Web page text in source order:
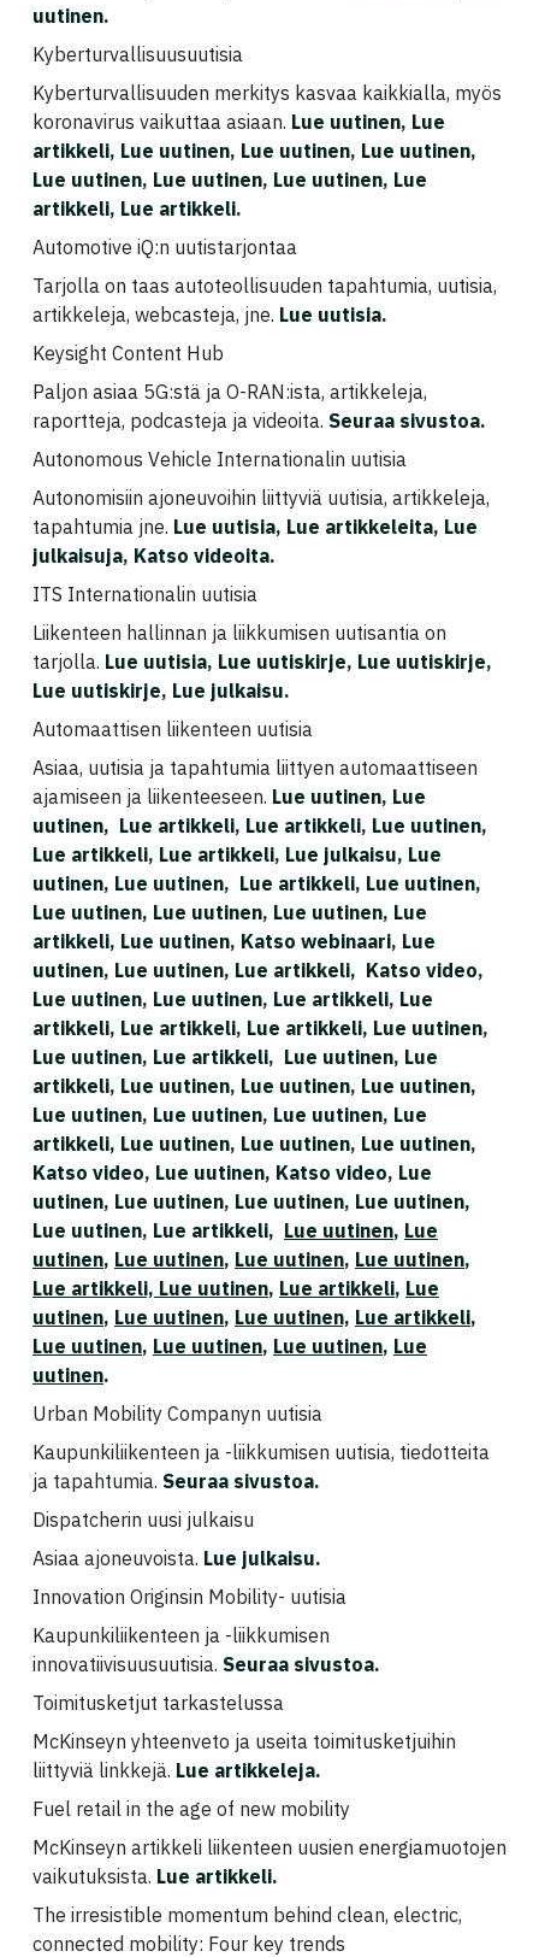
uutinen.
Kyberturvallisuusuutisia
Kyberturvallisuuden merkitys kasvaa kaikkialla, myös
koronavirus vaikuttaa asiaan. Lue uutinen, Lue
artikkeli, Lue uutinen, Lue uutinen, Lue uutinen,
Lue uutinen, Lue uutinen, Lue uutinen, Lue
artikkeli, Lue artikkeli.
Automotive iQ:n uutistarjontaa
Tarjolla on taas autoteollisuuden tapahtumia, uutisia,
artikkeleja, webcasteja, jne. Lue uutisia.
Keysight Content Hub
Paljon asiaa 5G:stä ja O-RAN:ista, artikkeleja,
raportteja, podcasteja ja videoita. Seuraa sivustoa.
Autonomous Vehicle Internationalin uutisia
Autonomisiin ajoneuvoihin liittyviä uutisia, artikkeleja,
tapahtumia jne. Lue uutisia, Lue artikkeleita, Lue
julkaisuja, Katso videoita.
ITS Internationalin uutisia
Liikenteen hallinnan ja liikkumisen uutisantia on
tarjolla. Lue uutisia, Lue uutiskirje, Lue uutiskirje,
Lue uutiskirje, Lue julkaisu.
Automaattisen liikenteen uutisia
Asiaa, uutisia ja tapahtumia liittyen automaattiseen
ajamiseen ja liikenteeseen. Lue uutinen, Lue
uutinen, Lue artikkeli, Lue artikkeli, Lue uutinen,
Lue artikkeli, Lue artikkeli, Lue julkaisu, Lue
uutinen, Lue uutinen, Lue artikkeli, Lue uutinen,
Lue uutinen, Lue uutinen, Lue uutinen, Lue
artikkeli, Lue uutinen, Katso webinaari, Lue
uutinen, Lue uutinen, Lue artikkeli, Katso video,
Lue uutinen, Lue uutinen, Lue artikkeli, Lue
artikkeli, Lue artikkeli, Lue artikkeli, Lue uutinen,
Lue uutinen, Lue artikkeli, Lue uutinen, Lue
artikkeli, Lue uutinen, Lue uutinen, Lue uutinen,
Lue uutinen, Lue uutinen, Lue uutinen, Lue
artikkeli, Lue uutinen, Lue uutinen, Lue uutinen,
Katso video, Lue uutinen, Katso video, Lue
uutinen, Lue uutinen, Lue uutinen, Lue uutinen,
Lue uutinen, Lue artikkeli, Lue uutinen, Lue
uutinen, Lue uutinen, Lue uutinen, Lue uutinen,
Lue artikkeli, Lue uutinen, Lue artikkeli, Lue
uutinen, Lue uutinen, Lue uutinen, Lue artikkeli,
Lue uutinen, Lue uutinen, Lue uutinen, Lue
uutinen.
Urban Mobility Companyn uutisia
Kaupunkiliikenteen ja -liikkumisen uutisia, tiedotteita
ja tapahtumia. Seuraa sivustoa.
Dispatcherin uusi julkaisu
Asiaa ajoneuvoista. Lue julkaisu.
Innovation Originsin Mobility- uutisia
Kaupunkiliikenteen ja -liikkumisen
innovatiivisuusuutisia. Seuraa sivustoa.
Toimitusketjut tarkastelussa
McKinseyn yhteenveto ja useita toimitusketjuihin
liittyviä linkkejä. Lue artikkeleja.
Fuel retail in the age of new mobility
McKinseyn artikkeli liikenteen uusien energiamuotojen
vaikutuksista. Lue artikkeli.
The irresistible momentum behind clean, electric,
connected mobility: Four key trends